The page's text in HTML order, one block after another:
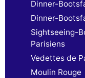
Dinner-
Dinner-
Sightseeing-
Parisiens
Vedettes de
Moulin Rouge